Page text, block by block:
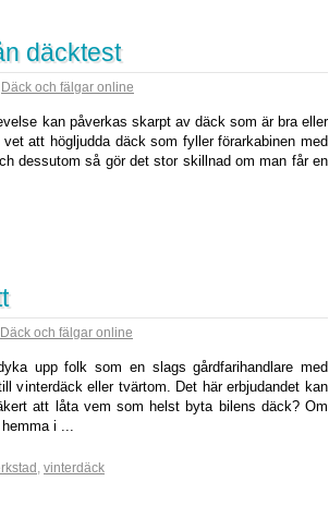
däcktest
Däck och fälgar online
kan påverkas skarpt av däck som är bra eller
att högljudda däck som fyller förarkabinen med
dessutom så gör det stor skillnad om man får en
Däck och fälgar online
upp folk som en slags gårdfarihandlare med
vinterdäck eller tvärtom. Det här erbjudandet kan
att låta vem som helst byta bilens däck? Om
i ...
, vinterdäck